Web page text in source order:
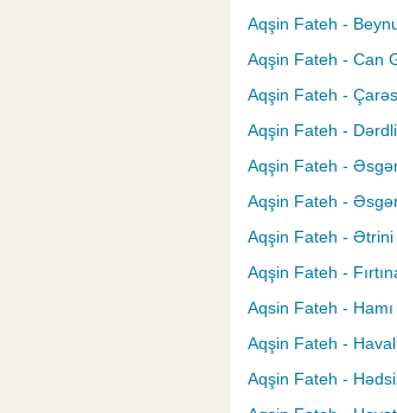
Aqşin Fateh -
Aqşin Fateh - Can
Aqşin Fateh -
Aqşin Fateh - Dərdli
Aqşin Fateh -
Aqşin Fateh -
Aqşin Fateh - Ətrini
Aqşin Fateh -
Aqsin Fateh -
Aqşin Fateh -
Aqşin Fateh -